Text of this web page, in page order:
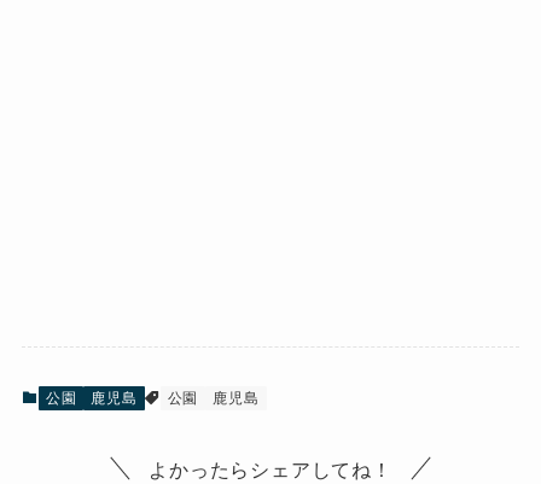
公園 鹿児島 公園 鹿児島
よかったらシェアしてね！